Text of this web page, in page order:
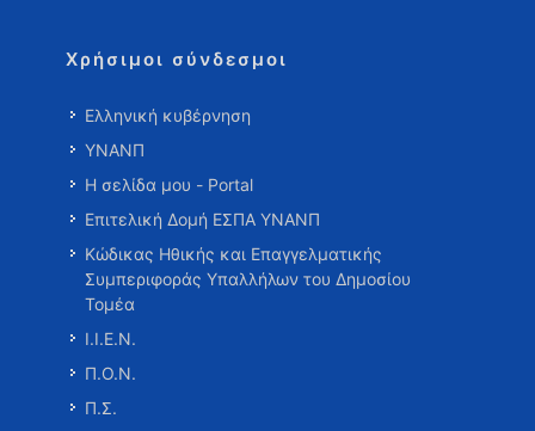
Χρήσιμοι σύνδεσμοι
Ελληνική κυβέρνηση
ΥΝΑΝΠ
Η σελίδα μου - Portal
Επιτελική Δομή ΕΣΠΑ ΥΝΑΝΠ
Κώδικας Ηθικής και Επαγγελματικής
Συμπεριφοράς Υπαλλήλων του Δημοσίου
Τομέα
Ι.Ι.Ε.Ν.
Π.Ο.Ν.
Π.Σ.